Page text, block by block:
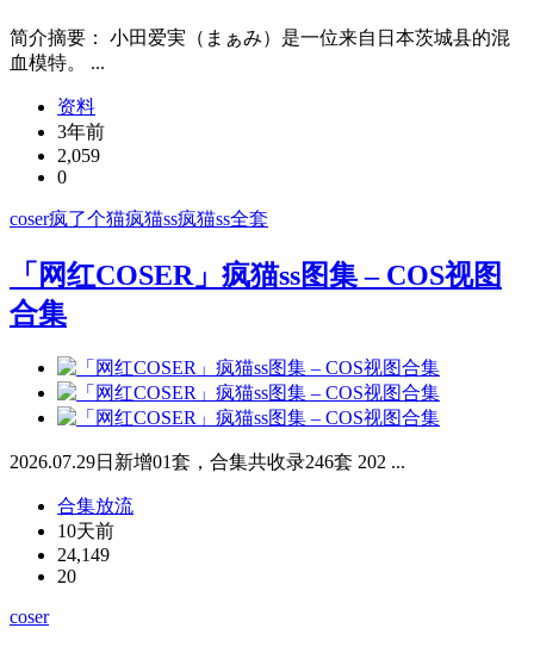
简介摘要： 小田爱実（まぁみ）是一位来自日本茨城县的混
血模特。 ...
资料
3年前
2,059
0
coser疯了个猫疯猫ss疯猫ss全套
「网红COSER」疯猫ss图集 – COS视图
合集
2026.07.29日新增01套，合集共收录246套 202 ...
合集放流
10天前
24,149
20
coser